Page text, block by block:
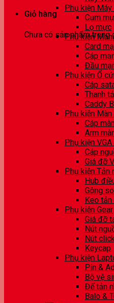
Giỏ hàng
Chưa có sản phẩm trong
Phụ kiện Máy
Cụm
Lọ mực
Phụ kiện
Card
Cáp
Đầu
Phụ kiện Ổ
Cáp
Thanh
Caddy
Phụ kiện Màn
Cáp
Arm
Phụ kiện
Cáp
Giá đỡ
Phụ kiện Tản
Hub
Gông
Keo tản
Phụ kiện Gear
Giá đỡ
Nút
Nút
Keycap
Phụ kiện
Pin &
Bộ vệ
Đế tản
Balo &